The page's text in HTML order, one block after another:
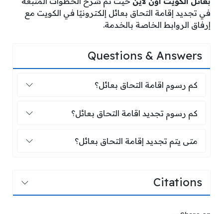
في تجديد إقامة التحاق بعائل إلكترونيًا في الكويت مع
إرفاق الروابط الخاصة بالخدمة.
Questions & Answers
كم رسوم اقامة التحاق بعائل؟
كم رسوم اقامة التحاق بعائل؟
كم رسوم تجديد اقامة التحاق بعائل؟
كم رسوم تجديد اقامة التحاق بعائل؟
متى يتم تجديد إقامة التحاق بعائل؟
متى يتم تجديد إقامة التحاق بعائل؟
Citations